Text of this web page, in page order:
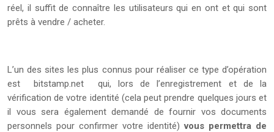
réel, il suffit de connaître les utilisateurs qui en ont et qui sont
prêts à vendre / acheter.
L’un des sites les plus connus pour réaliser ce type d’opération
estbitstamp .net qui, lors de l’enregistrement et de la
vérification de votre identité (cela peut prendre quelques jours et
il vous sera également demandé de fournir vos documents
personnels pour confirmer votre identité)vous permettra de